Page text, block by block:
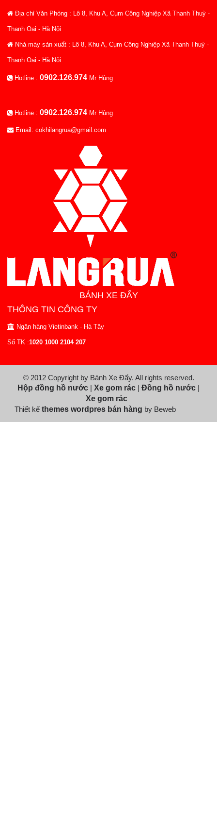
Địa chỉ Văn Phòng : Lô 8, Khu A, Cụm Công Nghiệp Xã Thanh Thuỳ -
Thanh Oai - Hà Nội
Nhà máy sản xuất : Lô 8, Khu A, Cụm Công Nghiệp Xã Thanh Thuỳ -
Thanh Oai - Hà Nội
Hotline : 0902.126.974 Mr Hùng
Hotline : 0902.126.974 Mr Hùng
Email: cokhilangrua@gmail.com
BÁNH XE ĐẨY
THÔNG TIN CÔNG TY
Ngân hàng Vietinbank - Hà Tây
Số TK :1020 1000 2104 207
© 2012 Copyright by Bánh Xe Đẩy. All rights reserved.
Hộp đồng hồ nước | Xe gom rác | Đồng hồ nước |
Xe gom rác
Thiết kế themes wordpres bán hàng by Beweb